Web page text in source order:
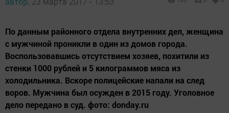
По данным районного отдела внутренних дел, женщина
с мужчиной проникли в один из домов города.
Воспользовавшись отсутствием хозяев, похитили из
стенки 1000 рублей и 5 килограммов мяса из
холодильника. Вскоре полицейские напали на след
воров. Мужчина был осужден в 2015 году. Уголовное
дело передано в суд. фото: donday.ru